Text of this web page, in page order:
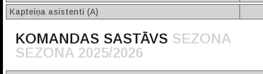
Kapteiņa asistenti (A)
KOMANDAS SASTĀVS SEZONA
SEZONA 2025/2026